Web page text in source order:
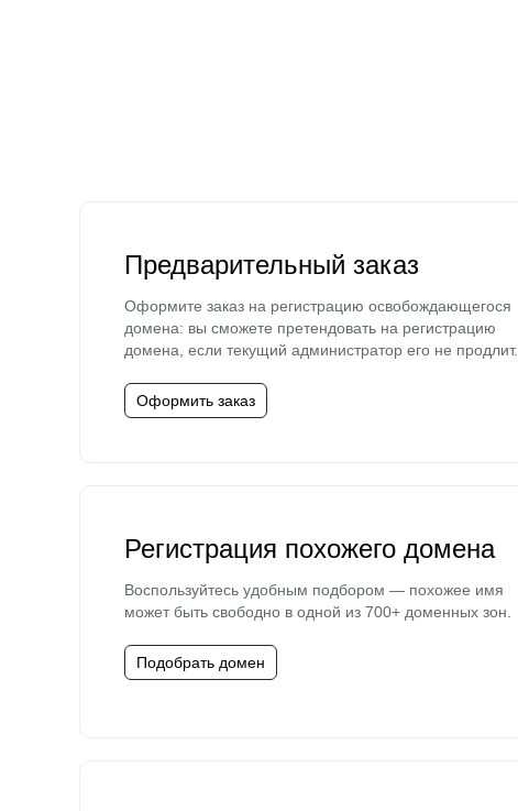
Предварительный заказ
Оформите заказ на регистрацию освобождающегося
домена: вы сможете претендовать на регистрацию
домена, если текущий администратор его не продлит.
Оформить заказ
Регистрация похожего домена
Воспользуйтесь удобным подбором — похожее имя
может быть свободно в одной из 700+ доменных зон.
Подобрать домен